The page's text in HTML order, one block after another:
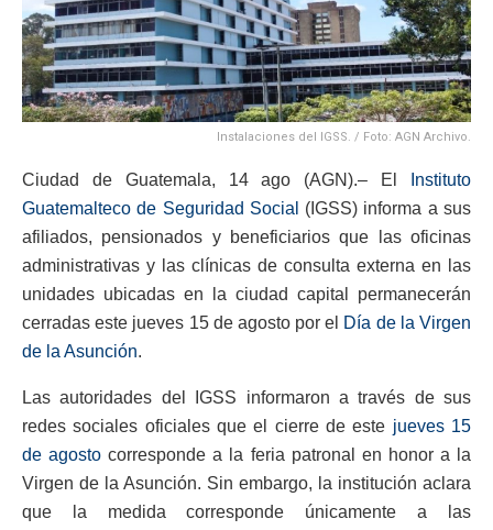
Instalaciones del IGSS. / Foto: AGN Archivo.
Ciudad de Guatemala, 14 ago (AGN).– El
Instituto
Guatemalteco de Seguridad Social
(IGSS) informa a sus
afiliados, pensionados y beneficiarios que las oficinas
administrativas y las clínicas de consulta externa en las
unidades ubicadas en la ciudad capital permanecerán
cerradas este jueves 15 de agosto por el Día de la Virgen
de la Asunción.
Las autoridades del IGSS informaron a través de sus
redes sociales oficiales que el cierre de este jueves 15
de agosto corresponde a la feria patronal en honor a la
Virgen de la Asunción. Sin embargo, la institución aclara
que la medida corresponde únicamente a las